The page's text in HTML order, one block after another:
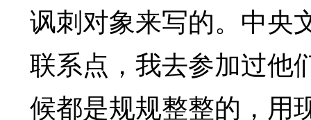
讽刺对象来写的。中央
联系点，我去参加过他
候都是规规整整的，用